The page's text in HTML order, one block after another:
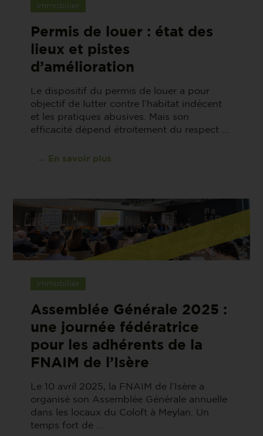
Immobilier
Permis de louer : état des
lieux et pistes
d’amélioration
Le dispositif du permis de louer a pour
objectif de lutter contre l’habitat indécent
et les pratiques abusives. Mais son
efficacité dépend étroitement du respect ...
→ En savoir plus
Immobilier
Assemblée Générale 2025 :
une journée fédératrice
pour les adhérents de la
FNAIM de l’Isère
Le 10 avril 2025, la FNAIM de l’Isère a
organisé son Assemblée Générale annuelle
dans les locaux du Coloft à Meylan. Un
temps fort de ...